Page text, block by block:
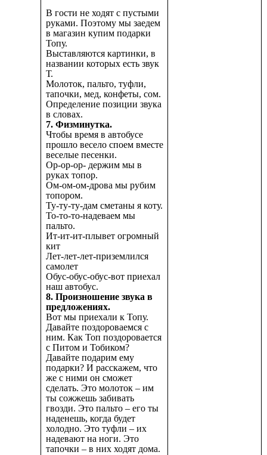
В гости не ходят с пустыми
руками. Поэтому мы заедем
в магазин купим подарки
Топу.
Выставляются картинки, в
названии которых есть звук
Т.
Молоток, пальто, туфли,
тапочки, мед, конфеты, сом.
Определение позиции звука
в словах.
7. Физминутка.
Чтобы время в автобусе
прошло весело споем вместе
веселые песенки.
Ор-ор-ор- держим мы в
руках топор.
Ом-ом-ом-дрова мы рубим
топором.
Ту-ту-ту-дам сметаны я коту.
То-то-то-надеваем мы
пальто.
Ит-ит-ит-плывет огромный
кит
Лет-лет-лет-приземлился
самолет
Обус-обус-обус-вот приехал
наш автобус.
8. Произношение звука в
предложениях.
Вот мы приехали к Топу.
Давайте поздороваемся с
ним. Как Топ поздоровается
с Питом и Тобиком?
Давайте подарим ему
подарки? И расскажем, что
же с ними он сможет
сделать. Это молоток – им
ты сожжешь забивать
гвозди. Это пальто – его ты
наденешь, когда будет
холодно. Это туфли – их
надевают на ноги. Это
тапочки – в них ходят дома.